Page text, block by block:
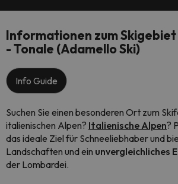
Informationen zum
- Tonale (Adamello Ski)
Info Guide
Suchen Sie einen besonderen Ort zum
italienischen Alpen? Italienische Alpen?
das ideale Ziel für Schneeliebhaber und
Landschaften und ein unvergleichliches
der Lombardei.